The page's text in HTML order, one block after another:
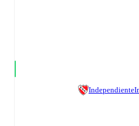
Independiente